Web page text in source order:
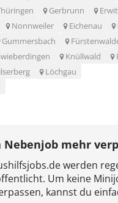
Gerbrunn
Nonnweiler Eichenau
Gummersbach
Knüllwald
Löchgau
Nebenjob mehr
werden
Um keine
kannst du